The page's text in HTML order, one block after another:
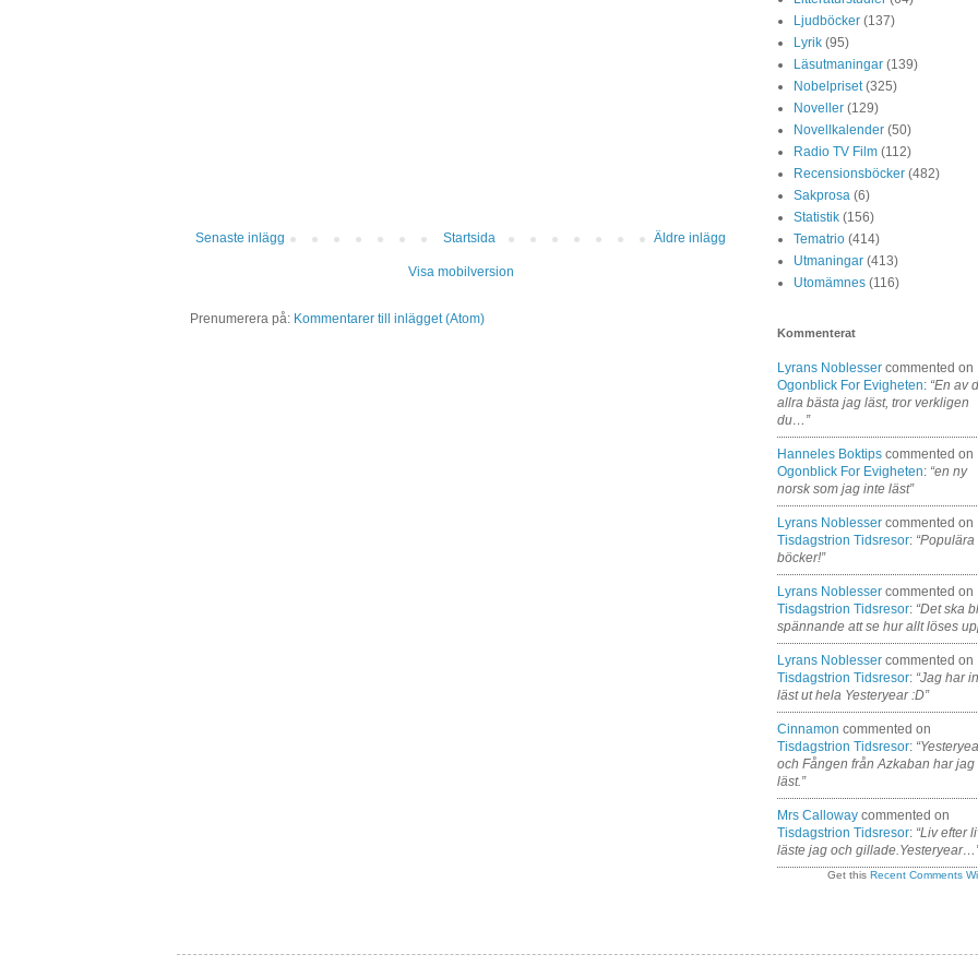
Senaste inlägg Äldre inlägg
Startsida
Visa mobilversion
Prenumerera på: Kommentarer till inlägget (Atom)
Ljudböcker (137)
Lyrik (95)
Läsutmaningar (139)
Nobelpriset (325)
Noveller (129)
Novellkalender (50)
Radio TV Film (112)
Recensionsböcker (482)
Sakprosa (6)
Statistik (156)
Tematrio (414)
Utmaningar (413)
Utomämnes (116)
Kommenterat
Lyrans Noblesser commented on
Ogonblick For Evigheten: “En av
allra bästa jag läst, tror verkligen
du…”
Hanneles Boktips commented on
Ogonblick For Evigheten: “en ny
norsk som jag inte läst”
Lyrans Noblesser commented on
Tisdagstrion Tidsresor: “Populära
böcker!”
Lyrans Noblesser commented on
Tisdagstrion Tidsresor: “Det ska
spännande att se hur allt löses
Lyrans Noblesser commented on
Tisdagstrion Tidsresor: “Jag har
läst ut hela Yesteryear :D”
Cinnamon commented on
Tisdagstrion Tidsresor:
och Fången från Azkaban har jag
läst.”
Mrs Calloway commented on
Tisdagstrion Tidsresor: “Liv efter
läste jag och
Get this Recent Comments